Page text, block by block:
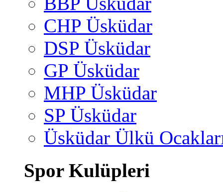
CHP Üsküdar
DSP Üsküdar
GP Üsküdar
MHP Üsküdar
SP Üsküdar
Üsküdar Ülkü
Spor Kulüpleri